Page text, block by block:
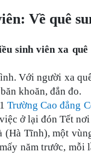
Về quê
sinh viên xa
Với người xa
khoăn, đắn đo.
Trường Cao đẳng
ở lại đón Tết
(Hà Tĩnh), một
năm trước,